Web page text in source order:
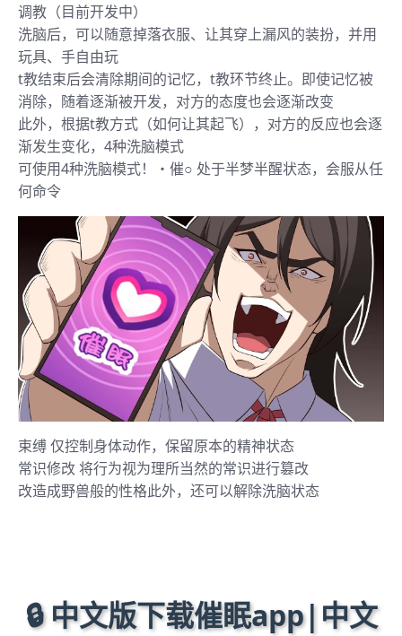
调教（目前开发中）
洗脑后，可以随意掉落衣服、让其穿上漏风的装扮，并用
玩具、手自由玩
t教结束后会清除期间的记忆，t教环节终止。即使记忆被
消除，随着逐渐被开发，对方的态度也会逐渐改变
此外，根据t教方式（如何让其起飞），对方的反应也会逐
渐发生变化，4种洗脑模式
可使用4种洗脑模式！・催○ 处于半梦半醒状态，会服从任
何命令
束缚 仅控制身体动作，保留原本的精神状态
常识修改 将行为视为理所当然的常识进行篡改
改造成野兽般的性格此外，还可以解除洗脑状态
🔒 中文版下载催眠app|中文